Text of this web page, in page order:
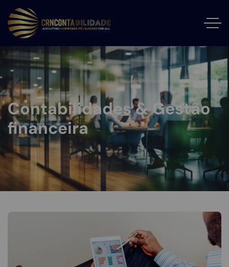
Contabilidades & Gestão
financeira